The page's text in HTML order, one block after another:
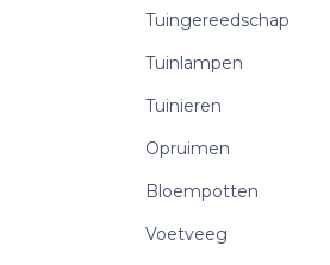
Tuingereedschap
Tuinlampen
Tuinieren
Opruimen
Bloempotten
Voetveeg